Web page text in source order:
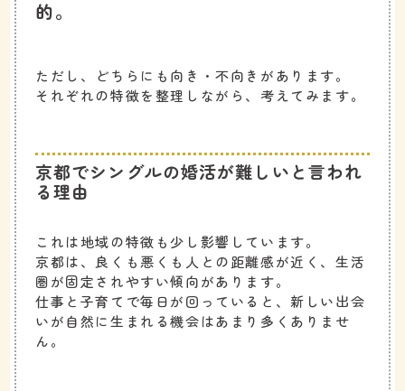
的。
ただし、どちらにも向き・不向きがあります。
それぞれの特徴を整理しながら、考えてみます。
京都でシングルの婚活が難しいと言われ
る理由
これは地域の特徴も少し影響しています。
京都は、良くも悪くも人との距離感が近く、生活
圏が固定されやすい傾向があります。
仕事と子育てで毎日が回っていると、新しい出会
いが自然に生まれる機会はあまり多くありませ
ん。